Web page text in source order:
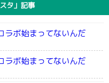
タ」記事
ラボ始まってないんだ
ラボ始まってないんだ